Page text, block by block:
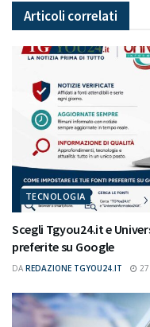
Articoli correlati
TECNOLOGIA
Scegli Tgyou24.it e
preferite su Google
DA REDAZIONE TGYOU24.IT